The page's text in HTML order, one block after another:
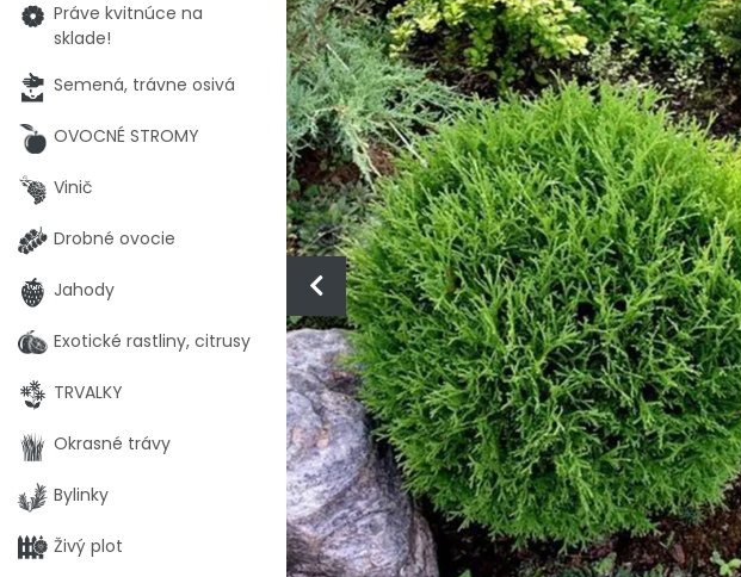
Práve kvitnúce na
sklade!
Semená, trávne osivá
OVOCNÉ STROMY
Vinič
Drobné ovocie
Jahody
Exotické rastliny, citrusy
TRVALKY
Okrasné trávy
Bylinky
Živý plot